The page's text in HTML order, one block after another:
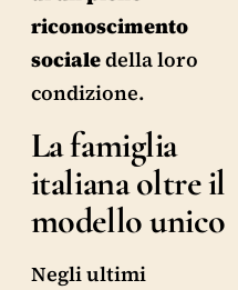
riconoscimento
socialedella loro
condizione.
La famiglia
italiana oltre il
modello unico
Negli ultimi